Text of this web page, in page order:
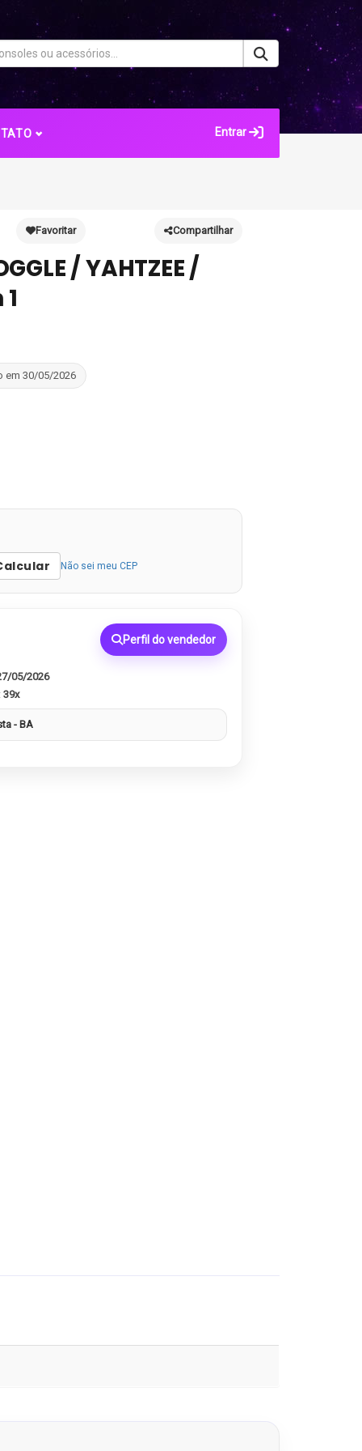
Entrar
Favoritar Compartilhar
/ YAHTZEE /
em 30/05/2026
Não sei meu CEP
Perfil do vendedor
05/2026
39x
- BA